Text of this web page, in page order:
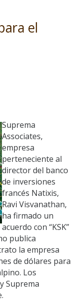
el
Suprema
Associates,
empresa
perteneciente al
director del banco
de inversiones
francés Natixis,
Ravi Visvanathan,
ha firmado un
acuerdo con “KSK”
publica
la empresa
de dólares para
Los
Suprema